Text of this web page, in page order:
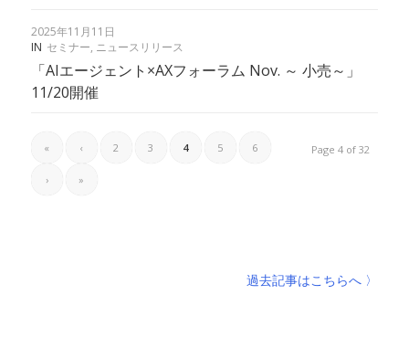
2025年11月11日
IN セミナー, ニュースリリース
「AIエージェント×AXフォーラム Nov. ～ 小売～」
11/20開催
Page 4 of 32
« ‹ 2 3 4 5 6
› »
過去記事はこちらへ 〉